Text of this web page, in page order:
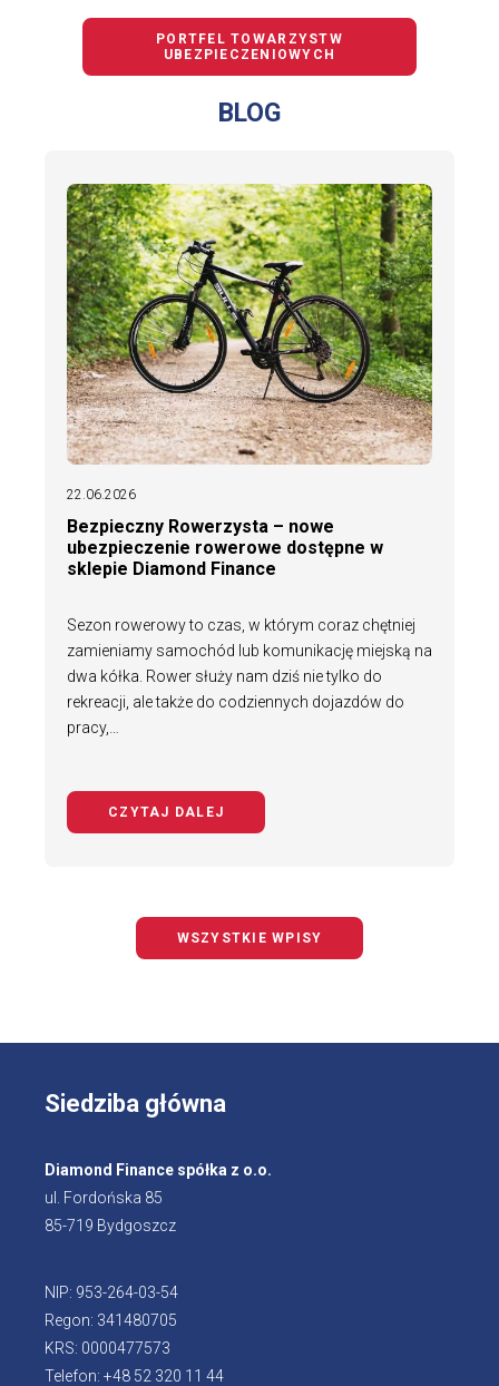
PORTFEL TOWARZYSTW
UBEZPIECZENIOWYCH
BLOG
22.06.2026
Bezpieczny Rowerzysta – nowe
ubezpieczenie rowerowe dostępne w
sklepie Diamond Finance
Sezon rowerowy to czas, w którym coraz chętniej
zamieniamy samochód lub komunikację miejską na
dwa kółka. Rower służy nam dziś nie tylko do
rekreacji, ale także do codziennych dojazdów do
pracy,…
CZYTAJ DALEJ
WSZYSTKIE WPISY
Siedziba główna
Diamond Finance spółka z o.o.
ul. Fordońska 85
85-719 Bydgoszcz
NIP: 953-264-03-54
Regon: 341480705
KRS: 0000477573
Telefon: +48 52 320 11 44